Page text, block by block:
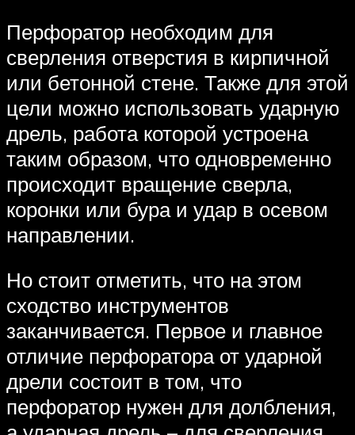
Перфоратор необходим для
сверления отверстия в кирпичной
или бетонной стене. Также для этой
цели можно использовать ударную
дрель, работа которой устроена
таким образом, что одновременно
происходит вращение сверла,
коронки или бура и удар в осевом
направлении.
Но стоит отметить, что на этом
сходство инструментов
заканчивается. Первое и главное
отличие перфоратора от ударной
дрели состоит в том, что
перфоратор нужен для долбления,